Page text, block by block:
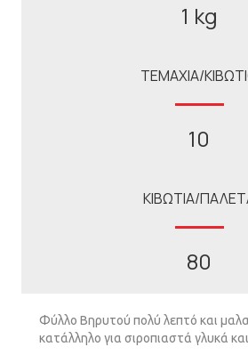
1 kg
ΤΕΜΑΧΙΑ/
10
ΚΙΒΩΤΙΑ/
80
Φύλλο Βηρυτού πολύ λεπτό και
κατάλληλο για σιροπιαστά γλυκά